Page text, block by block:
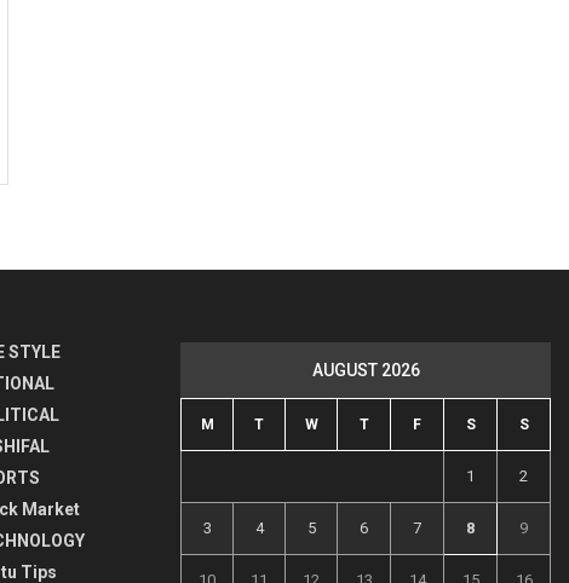
STYLE
Market
Tips
AUGUST 2026
M T W T F S S
1 2
3 4 5 6 7 8 9